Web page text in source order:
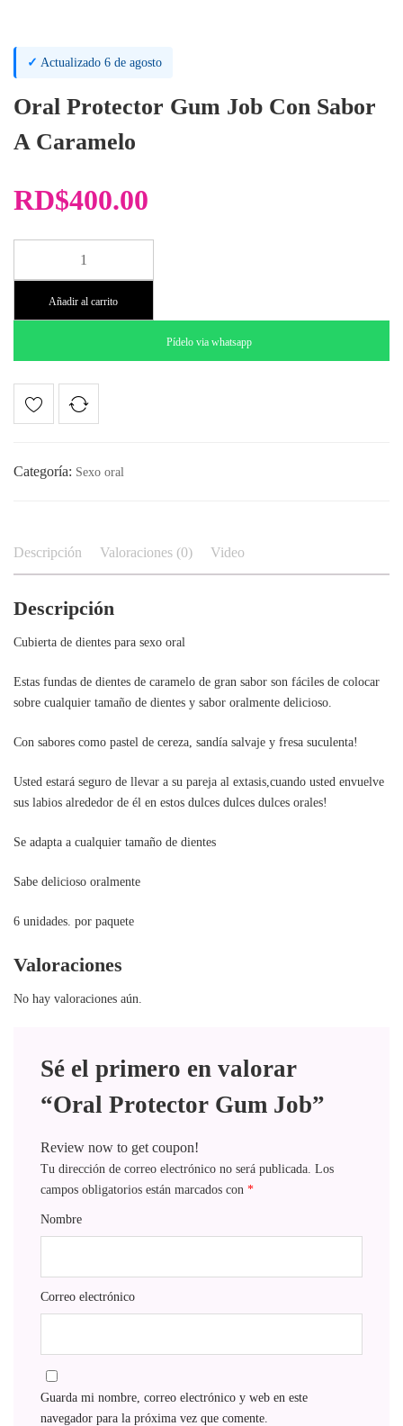
✓ Actualizado 6 de agosto
Oral Protector Gum Job Con Sabor
A Caramelo
RD$400.00
Añadir al carrito
Pídelo via whatsapp
Categoría: Sexo oral
Descripción Valoraciones (0) Video
Descripción
Cubierta de dientes para sexo oral
Estas fundas de dientes de caramelo de gran sabor son fáciles de colocar
sobre cualquier tamaño de dientes y sabor oralmente delicioso.
Con sabores como pastel de cereza, sandía salvaje y fresa suculenta!
Usted estará seguro de llevar a su pareja al extasis,cuando usted envuelve
sus labios alrededor de él en estos dulces dulces dulces orales!
Se adapta a cualquier tamaño de dientes
Sabe delicioso oralmente
6 unidades. por paquete
Valoraciones
No hay valoraciones aún.
Sé el primero en valorar
“Oral Protector Gum Job”
Review now to get coupon!
Tu dirección de correo electrónico no será publicada. Los
campos obligatorios están marcados con *
Nombre
Correo electrónico
Guarda mi nombre, correo electrónico y web en este
navegador para la próxima vez que comente.